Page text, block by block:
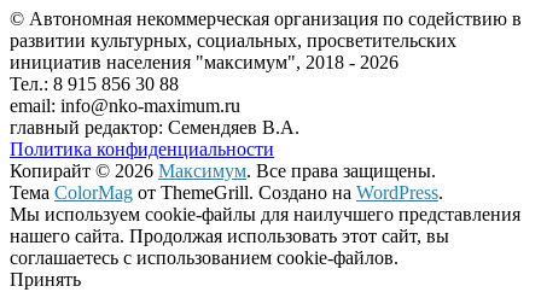
© Автономная некоммерческая организация по содействию в
развитии культурных, социальных, просветительских
инициатив населения "максимум", 2018 - 2026
Тел.: 8 915 856 30 88
email: info@nko-maximum.ru
главный редактор: Семендяев В.А.
Политика конфиденциальности
Копирайт © 2026 Максимум. Все права защищены.
Тема ColorMag от ThemeGrill. Создано на WordPress.
Мы используем cookie-файлы для наилучшего представления
нашего сайта. Продолжая использовать этот сайт, вы
соглашаетесь с использованием cookie-файлов.
Принять